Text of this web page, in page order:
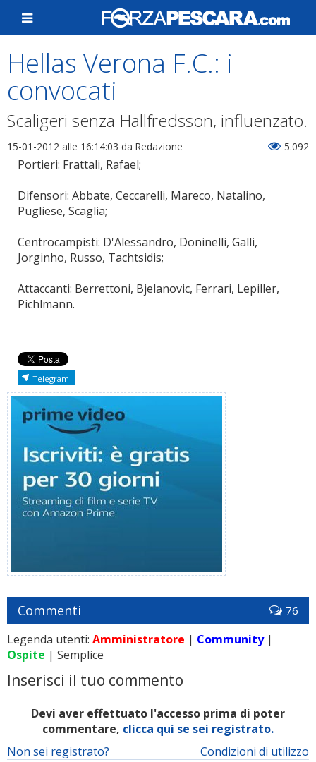
Hellas Verona F.C.: i
convocati
Scaligeri senza Hallfredsson, influenzato.
15-01-2012 alle 16:14:03 da Redazione 5.092
Portieri: Frattali, Rafael;
Difensori: Abbate, Ceccarelli, Mareco, Natalino,
Pugliese, Scaglia;
Centrocampisti: D'Alessandro, Doninelli, Galli,
Jorginho, Russo, Tachtsidis;
Attaccanti: Berrettoni, Bjelanovic, Ferrari, Lepiller,
Pichlmann.
Telegram
Commenti 76
Legenda utenti: Amministratore | Community|
Ospite | Semplice
Inserisci il tuo commento
Devi aver effettuato l'accesso prima di poter
commentare, clicca qui se sei registrato.
Condizioni di utilizzo
Non sei registrato?